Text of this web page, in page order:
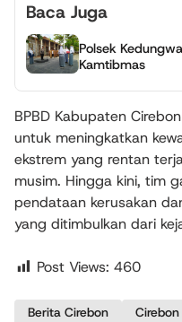
Baca Juga
Polsek
Kamtibmas
BPBD Kabupaten
untuk meningkatkan
ekstrem yang rentan
musim. Hingga kini, tim
pendataan kerusakan
yang ditimbulkan dari
Post Views: 460
Berita Cirebon Cirebon